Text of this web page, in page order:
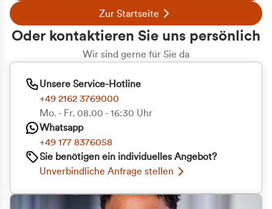
Zur Startseite
Oder kontaktieren Sie uns persönlich
Wir sind gerne für Sie da
Unsere Service-Hotline
+49 2162 3769000
Mo. - Fr. 08.00 - 16:30 Uhr
Whatsapp
+49 177 8376058
Sie benötigen ein individuelles Angebot?
Unverbindliche Anfrage stellen